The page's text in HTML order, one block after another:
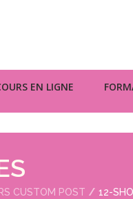
EN LIGNE
CUSTOM POST 12-